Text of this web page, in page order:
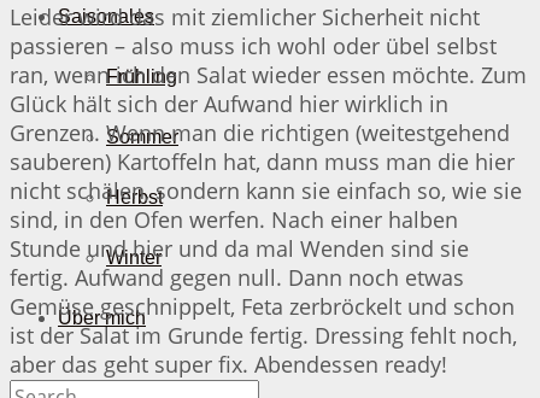
Saisonales
Frühling
Sommer
Herbst
Winter
Über mich
Leider wird das mit ziemlicher Sicherheit nicht
passieren – also muss ich wohl oder übel selbst
ran, wenn ich den Salat wieder essen möchte. Zum
Glück hält sich der Aufwand hier wirklich in
Grenzen. Wenn man die richtigen (weitestgehend
sauberen) Kartoffeln hat, dann muss man die hier
nicht schälen, sondern kann sie einfach so, wie sie
sind, in den Ofen werfen. Nach einer halben
Stunde und hier und da mal Wenden sind sie
fertig. Aufwand gegen null. Dann noch etwas
Gemüse geschnippelt, Feta zerbröckelt und schon
ist der Salat im Grunde fertig. Dressing fehlt noch,
aber das geht super fix. Abendessen ready!